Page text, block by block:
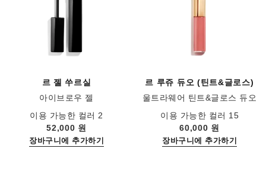
르 젤 쑤르실
아이브로우 젤
레퍼런스 182360
이용 가능한 컬러 2
52,000 원
장바구니에 추가하기
르 루쥬 듀오 (틴트&글로스)
울트라웨어 틴트&글로스 듀오
레퍼런스 175174
이용 가능한 컬러 15
60,000 원
장바구니에 추가하기